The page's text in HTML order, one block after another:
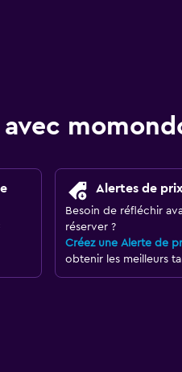
Alertes de
Besoin de réfléchir
réserver ?
Créez une Alerte de
obtenir les meilleurs